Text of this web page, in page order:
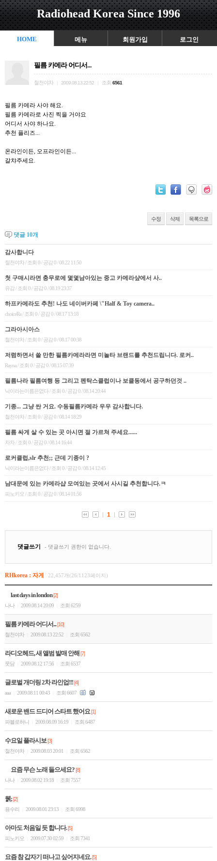
Radiohead Korea Since 1996
HOME 메뉴 회원가입 로그인
필름 카메라 어디서...
철천야차 2009.08.13 22:52 조회 6561
필름 카메라 사야 해요.
필름 카메라로 사진 찍을 거야요
어디서 사야 하나요.
추천 플리즈...
온라인이든, 오프라인이든...
갈챠주세요.
수정 삭제 목록으로
댓글 10개
RHkorea : 자게 22,457개(26/1123페이지)
last days in london[2]
나나
2009.08.14 20:09 조회 6259
필름 카메라 어디서...[10]
철천야차
2009.08.13 22:52 조회 6562
라디오헤드, 새 앨범 발매 안해 [7]
뭇담
2009.08.12 17:56 조회 6537
글로벌 개더링 2차 라인업!!![4]
aaa
2009.08.11 00:43 조회 6607
새로운 밴드 드디어 스타트 했어요[1]
파블로허니
2009.08.09 16:19 조회 6487
수요일 플라시보[3]
철천야차
2009.08.03 20:01 조회 6562
요즘 무슨 노래 들으세요?[8]
나나
2009.08.02 19:18 조회 7557
웱;[2]
용수리
2009.08.01 23:13 조회 6998
아마도 처음일 듯 합니다.[5]
피노키오
2009.07.30 02:59 조회 7341
요즘 참 갑자기 떠나고 싶어지네요.[5]